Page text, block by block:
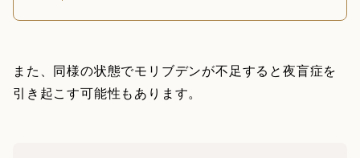
また、同様の状態でモリブデンが不足すると夜盲症を
引き起こす可能性もあります。